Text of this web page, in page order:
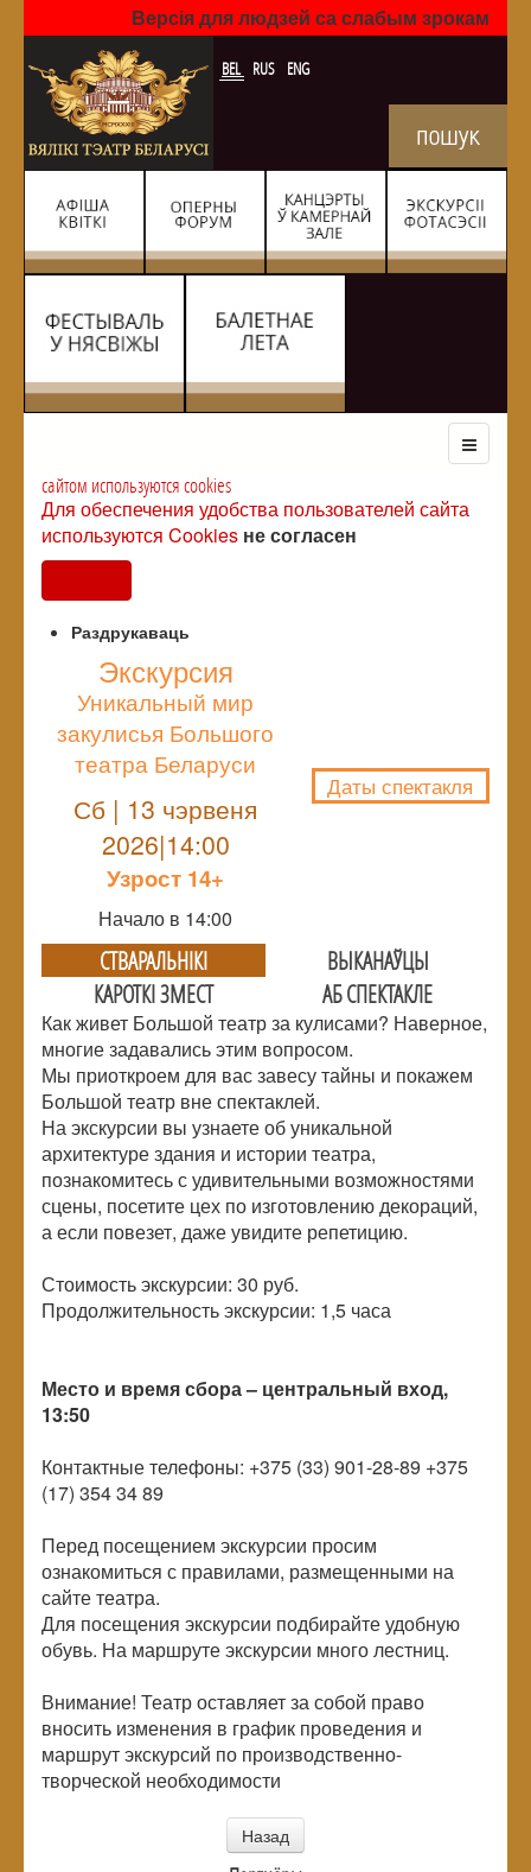
Версія для людзей са слабым зрокам
BEL RUS ENG
сайтом используются cookies
Для обеспечения удобства пользователей сайта
используются Cookies не согласен
Раздрукаваць
Экскурсия
Уникальный мир
закулисья Большого
театра Беларуси
Сб | 13 чэрвеня
2026|14:00
Узрoст 14+
Начало в 14:00
Даты спектакля
СТВАРАЛЬНIКI
ВЫКАНАЎЦЫ
КАРОТКІ ЗМЕСТ
АБ СПЕКТАКЛЕ
Как живет Большой театр за кулисами? Наверное,
многие задавались этим вопросом.
Мы приоткроем для вас завесу тайны и покажем
Большой театр вне спектаклей.
На экскурсии вы узнаете об уникальной
архитектуре здания и истории театра,
познакомитесь с удивительными возможностями
сцены, посетите цех по изготовлению декораций,
а если повезет, даже увидите репетицию.
Стоимость экскурсии: 30 руб.
Продолжительность экскурсии: 1,5 часа
Место и время сбора – центральный вход,
13:50
Контактные телефоны: +375 (33) 901-28-89 +375
(17) 354 34 89
Перед посещением экскурсии просим
ознакомиться с правилами, размещенными на
сайте театра.
Для посещения экскурсии подбирайте удобную
обувь. На маршруте экскурсии много лестниц.
Внимание! Театр оставляет за собой право
вносить изменения в график проведения и
маршрут экскурсий по производственно-
творческой необходимости
Назад